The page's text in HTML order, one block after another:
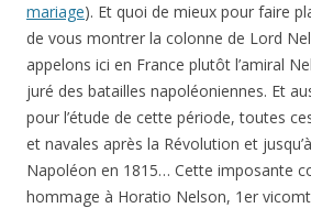
mariage). Et quoi de mieux pour faire
de vous montrer la colonne de Lord
appelons ici en France plutôt l’amiral
juré des batailles napoléoniennes. Et
pour l’étude de cette période, toutes
et navales après la Révolution et
Napoléon en 1815… Cette imposante
hommage à Horatio Nelson, 1er